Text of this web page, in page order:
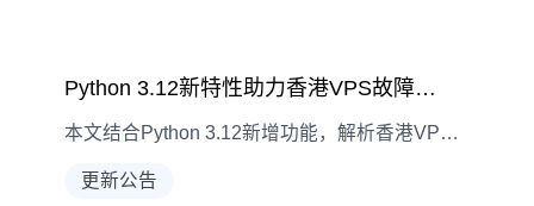
Python 3.12新特性助力香港VPS故障排查
本文结合Python 3.12新增功能，解析香港VPS常见故障类型，通过代码实例演示如何利用新特性高效诊断与解决网络、性能等问题，为运维人员提供实用指南。
更新公告